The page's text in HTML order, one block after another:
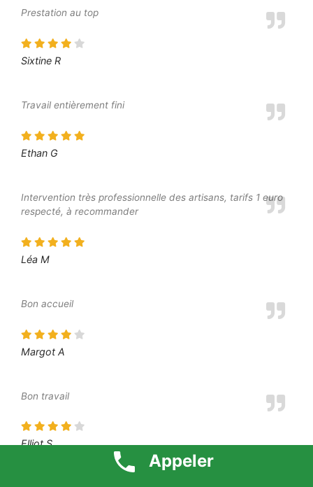
Prestation au top
Sixtine R
Travail entièrement fini
Ethan G
Intervention très professionnelle des artisans, tarifs 1 euro
respecté, à recommander
Léa M
Bon accueil
Margot A
Bon travail
Elliot S
Appeler